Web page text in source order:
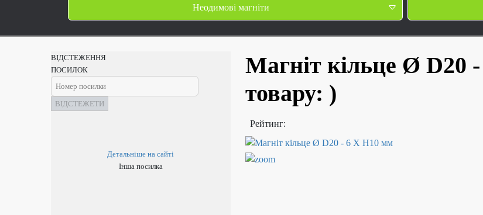
Неодимові магніти
ВІДСТЕЖЕННЯ
ПОСИЛОК
ВІДСТЕЖЕТИ
Детальніше на сайті
Інша посилка
Магніт кільце Ø D20
товару: )
Рейтинг: